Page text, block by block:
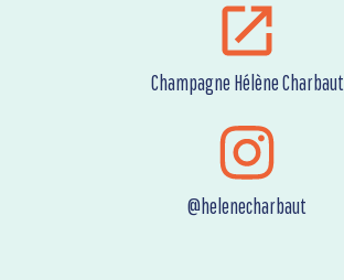
Champagne Hélène Charbaut
@helenecharbaut